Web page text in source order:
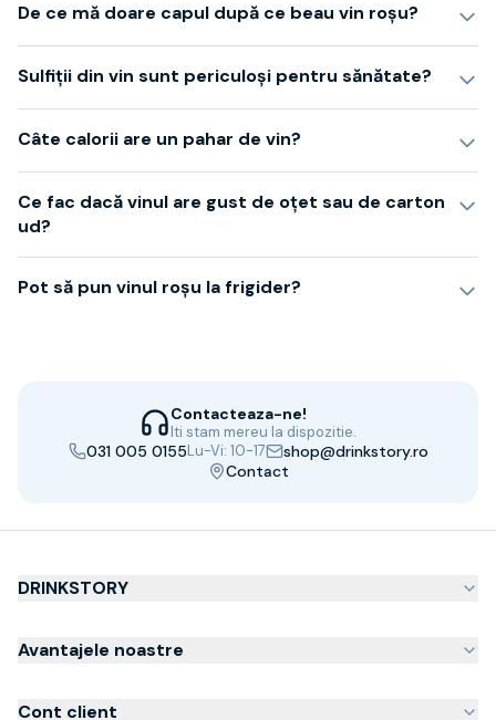
De ce mă doare capul după ce beau vin roșu?
Sulfiții din vin sunt periculoși pentru sănătate?
Câte calorii are un pahar de vin?
Ce fac dacă vinul are gust de oțet sau de carton
ud?
Pot să pun vinul roșu la frigider?
Contacteaza-ne!
Iti stam mereu la dispozitie.
031 005 0155Lu-Vi: 10-17
shop@drinkstory.ro
Contact
DRINKSTORY
Avantajele noastre
Cont client